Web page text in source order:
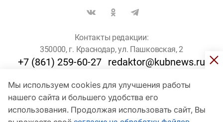
Мы используем cookies для улучшения работы
нашего сайта и большего удобства его
использования. Продолжая использовать сайт, Вы
Контакты редакции:
350000, г. Краснодар, ул. Пашковская, 2
+7 (861) 259-60-27 redaktor@kubnews.ru
Для пользователей старше 16 лет
© Кубанские Новости, 2017